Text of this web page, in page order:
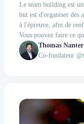
Le team building est
but est d'organiser des
à l'épreuve, afin de
Vous pouvez faire ce
game, en passant par
sont bons pour que...
Thomas
Co-fondateur